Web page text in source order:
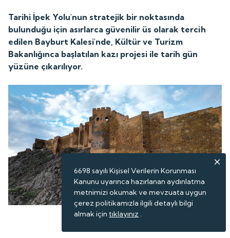
Tarihi İpek Yolu'nun stratejik bir noktasında
bulunduğu için asırlarca güvenilir üs olarak tercih
edilen Bayburt Kalesi'nde, Kültür ve Turizm
Bakanlığınca başlatılan kazı projesi ile tarih gün
yüzüne çıkarılıyor.
6698 sayılı Kişisel Verilerin Korunması
Kanunu uyarınca hazırlanan aydınlatma
metnimizi okumak ve mevzuata uygun
çerez politikamızla ilgili detaylı bilgi
almak için tıklayınız .